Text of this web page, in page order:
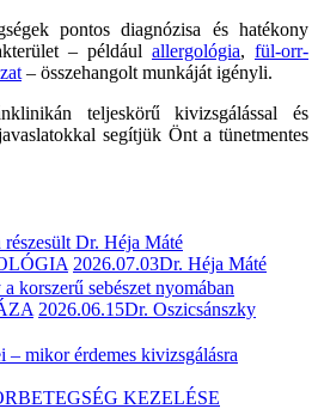
pontos diagnózisa és hatékony
– például allergológia, fül-orr-
– összehangolt munkáját igényli.
teljeskörű kivizsgálással és
segítjük Önt a tünetmentes
Dr. Héja Máté
2026.07.03Dr. Héja Máté
korszerű sebészet nyomában
2026.06.15Dr. Oszicsánszky
– mikor érdemes kivizsgálásra
KEZELÉSE